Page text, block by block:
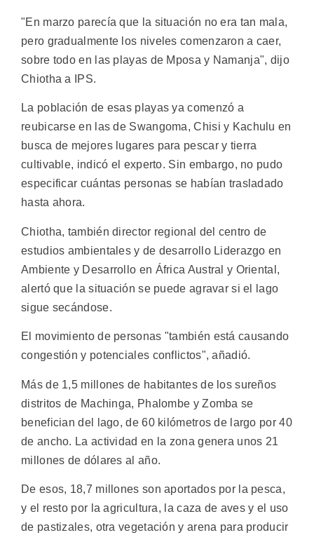
"En marzo parecía que la situación no era tan mala,
pero gradualmente los niveles comenzaron a caer,
sobre todo en las playas de Mposa y Namanja", dijo
Chiotha a IPS.
La población de esas playas ya comenzó a
reubicarse en las de Swangoma, Chisi y Kachulu en
busca de mejores lugares para pescar y tierra
cultivable, indicó el experto. Sin embargo, no pudo
especificar cuántas personas se habían trasladado
hasta ahora.
Chiotha, también director regional del centro de
estudios ambientales y de desarrollo Liderazgo en
Ambiente y Desarrollo en África Austral y Oriental,
alertó que la situación se puede agravar si el lago
sigue secándose.
El movimiento de personas "también está causando
congestión y potenciales conflictos", añadió.
Más de 1,5 millones de habitantes de los sureños
distritos de Machinga, Phalombe y Zomba se
benefician del lago, de 60 kilómetros de largo por 40
de ancho. La actividad en la zona genera unos 21
millones de dólares al año.
De esos, 18,7 millones son aportados por la pesca,
y el resto por la agricultura, la caza de aves y el uso
de pastizales, otra vegetación y arena para producir